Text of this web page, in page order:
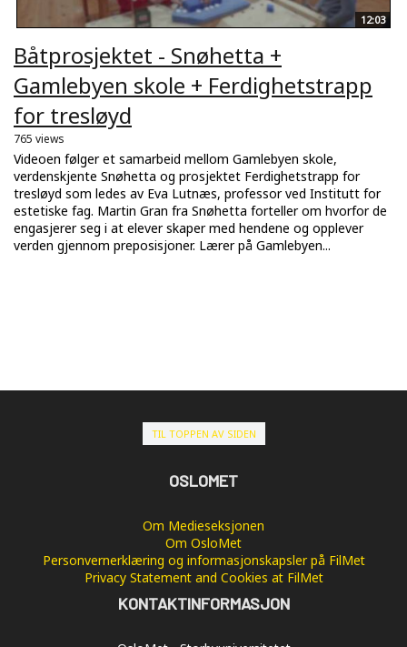
12:03
Båtprosjektet - Snøhetta +
Gamlebyen skole + Ferdighetstrapp
for tresløyd
765 views
Videoen følger et samarbeid mellom Gamlebyen skole,
verdenskjente Snøhetta og prosjektet Ferdighetstrapp for
tresløyd som ledes av Eva Lutnæs, professor ved Institutt for
estetiske fag. Martin Gran fra Snøhetta forteller om hvorfor de
engasjerer seg i at elever skaper med hendene og opplever
verden gjennom preposisjoner. Lærer på Gamlebyen...
TIL TOPPEN AV SIDEN
OSLOMET
Om Medieseksjonen
Om OsloMet
Personvernerklæring og informasjonskapsler på FilMet
Privacy Statement and Cookies at FilMet
KONTAKTINFORMASJON